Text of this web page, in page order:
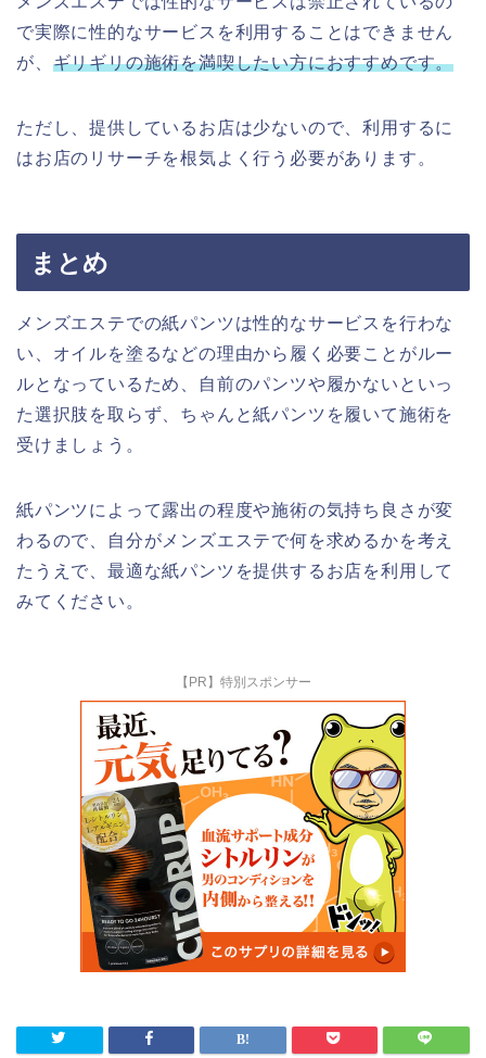
で実際に性的なサービスを利用することはできません
が、 ギリギリの施術を満喫したい方におすすめです。
ただし、提供しているお店は少ないので、利用するに
はお店のリサーチを根気よく行う必要があります。
まとめ
メンズエステでの紙パンツは性的なサービスを行わな
い、オイルを塗るなどの理由から履く必要ことがルー
ルとなっているため、自前のパンツや履かないといっ
た選択肢を取らず、ちゃんと紙パンツを履いて施術を
受けましょう。
紙パンツによって露出の程度や施術の気持ち良さが変
わるので、自分がメンズエステで何を求めるかを考え
たうえで、最適な紙パンツを提供するお店を利用して
みてください。
【PR】特別スポンサー